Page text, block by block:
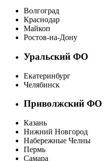
Волгоград
Краснодар
Майкоп
Ростов-на-Дону
Уральский ФО
Екатеринбург
Челябинск
Приволжский ФО
Казань
Нижний Новгород
Набережные Челны
Пермь
Самара